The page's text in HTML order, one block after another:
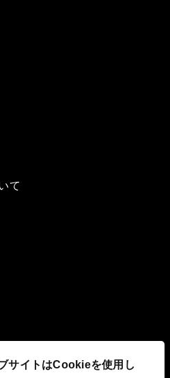
サイトはCookieを使用し
て
組み